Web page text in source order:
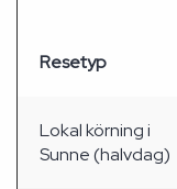
Resetyp
Lokal körning i
Sunne (halvdag)